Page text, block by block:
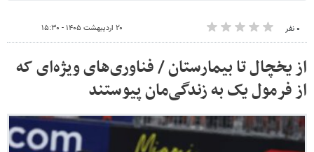
۰ نفر ۲۰ اردیبهشت ۱۴۰۵ - ۱۵:۳۰
از یخچال تا بیمارستان / فناوری‌های ویژه‌ای که
از فرمول یک به زندگی‌مان پیوستند